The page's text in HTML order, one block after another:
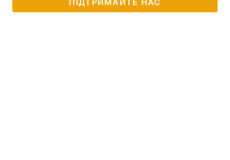
ПІДТРИМАЙТЕ НАС